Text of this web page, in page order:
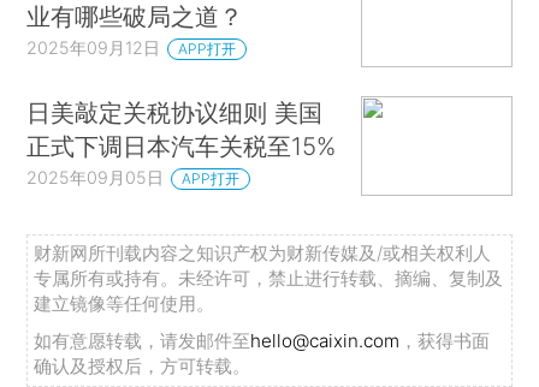
业有哪些破局之道？
2025年09月12日 APP打开
日美敲定关税协议细则 美国
正式下调日本汽车关税至15%
2025年09月05日 APP打开
财新网所刊载内容之知识产权为财新传媒及/或相关权利人
专属所有或持有。未经许可，禁止进行转载、摘编、复制及
建立镜像等任何使用。
如有意愿转载，请发邮件至hello@caixin.com ，获得书面
确认及授权后，方可转载。